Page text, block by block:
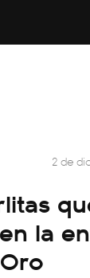
2 de
la